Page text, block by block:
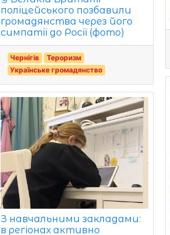
поліцейського позбавили
громадянства через його
симпатії до Росії (фото)
Чернігів
Тероризм
Українське громадянство
З навчальними закладами:
в регіонах активно